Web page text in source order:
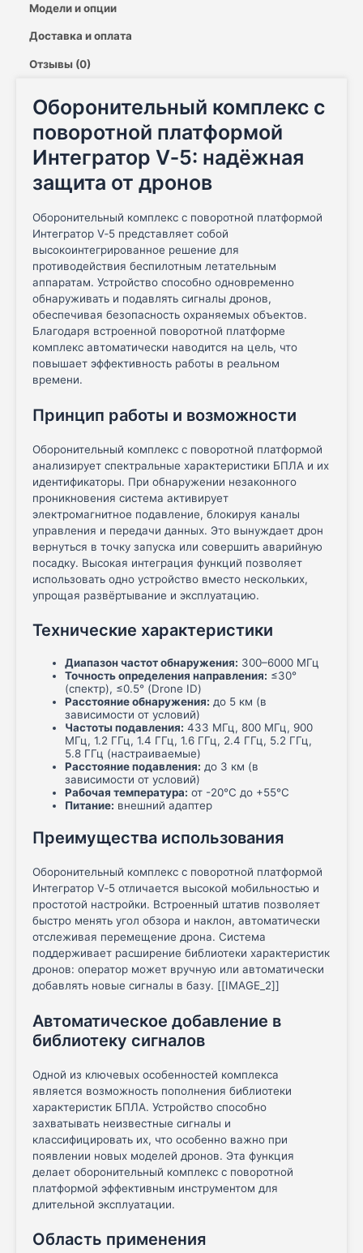
Модели и опции
Доставка и оплата
Отзывы (0)
Оборонительный комплекс с
поворотной платформой
Интегратор V‑5: надёжная
защита от дронов
Оборонительный комплекс с поворотной платформой
Интегратор V‑5 представляет собой
высокоинтегрированное решение для
противодействия беспилотным летательным
аппаратам. Устройство способно одновременно
обнаруживать и подавлять сигналы дронов,
обеспечивая безопасность охраняемых объектов.
Благодаря встроенной поворотной платформе
комплекс автоматически наводится на цель, что
повышает эффективность работы в реальном
времени.
Принцип работы и возможности
Оборонительный комплекс с поворотной платформой
анализирует спектральные характеристики БПЛА и их
идентификаторы. При обнаружении незаконного
проникновения система активирует
электромагнитное подавление, блокируя каналы
управления и передачи данных. Это вынуждает дрон
вернуться в точку запуска или совершить аварийную
посадку. Высокая интеграция функций позволяет
использовать одно устройство вместо нескольких,
упрощая развёртывание и эксплуатацию.
Технические характеристики
Диапазон частот обнаружения: 300–6000 МГц
Точность определения направления: ≤30°
(спектр), ≤0.5° (Drone ID)
Расстояние обнаружения: до 5 км (в
зависимости от условий)
Частоты подавления: 433 МГц, 800 МГц, 900
МГц, 1.2 ГГц, 1.4 ГГц, 1.6 ГГц, 2.4 ГГц, 5.2 ГГц,
5.8 ГГц (настраиваемые)
Расстояние подавления: до 3 км (в
зависимости от условий)
Рабочая температура: от -20°C до +55°C
Питание: внешний адаптер
Преимущества использования
Оборонительный комплекс с поворотной платформой
Интегратор V‑5 отличается высокой мобильностью и
простотой настройки. Встроенный штатив позволяет
быстро менять угол обзора и наклон, автоматически
отслеживая перемещение дрона. Система
поддерживает расширение библиотеки характеристик
дронов: оператор может вручную или автоматически
добавлять новые сигналы в базу. [[IMAGE_2]]
Автоматическое добавление в
библиотеку сигналов
Одной из ключевых особенностей комплекса
является возможность пополнения библиотеки
характеристик БПЛА. Устройство способно
захватывать неизвестные сигналы и
классифицировать их, что особенно важно при
появлении новых моделей дронов. Эта функция
делает оборонительный комплекс с поворотной
платформой эффективным инструментом для
длительной эксплуатации.
Область применения